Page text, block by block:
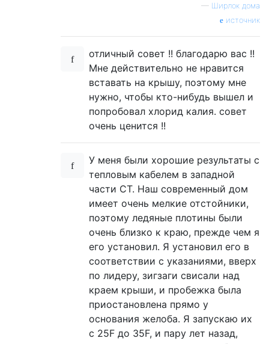
— Ширлок дома
источник
отличный совет !! благодарю вас !!
Мне действительно не нравится
вставать на крышу, поэтому мне
нужно, чтобы кто-нибудь вышел и
попробовал хлорид калия. совет
очень ценится !!
У меня были хорошие результаты с
тепловым кабелем в западной
части CT. Наш современный дом
имеет очень мелкие отстойники,
поэтому ледяные плотины были
очень близко к краю, прежде чем я
его установил. Я установил его в
соответствии с указаниями, вверх
по лидеру, зигзаги свисали над
краем крыши, и пробежка была
приостановлена ​​прямо у
основания желоба. Я запускаю их
с 25F до 35F, и пару лет назад,